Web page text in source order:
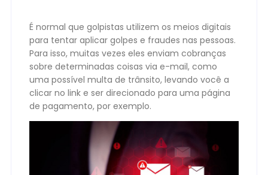
É normal que golpistas utilizem os meios digitais
para tentar aplicar golpes e fraudes nas pessoas.
Para isso, muitas vezes eles enviam cobranças
sobre determinadas coisas via e-mail, como
uma possível multa de trânsito, levando você a
clicar no link e ser direcionado para uma página
de pagamento, por exemplo.